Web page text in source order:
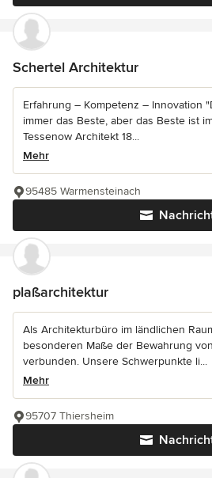
Schertel Architektur
Erfahrung – Kompetenz – Innovation
immer das Beste, aber das Beste ist
Tessenow Architekt 18...
Mehr
95485 Warmensteinach
plaßarchitektur
Als Architekturbüro im ländlichen
besonderen Maße der Bewahrung
verbunden. Unsere Schwerpunkte li...
Mehr
95707 Thiersheim